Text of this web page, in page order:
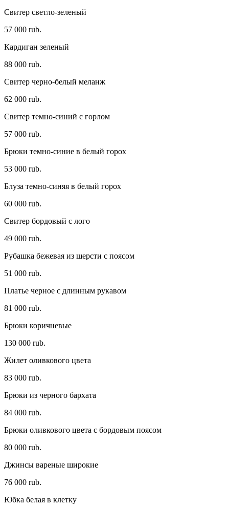
Свитер светло-зеленый
57 000 rub.
Кардиган зеленый
88 000 rub.
Свитер черно-белый меланж
62 000 rub.
Свитер темно-синий с горлом
57 000 rub.
Брюки темно-синие в белый горох
53 000 rub.
Блуза темно-синяя в белый горох
60 000 rub.
Свитер бордовый с лого
49 000 rub.
Рубашка бежевая из шерсти с поясом
51 000 rub.
Платье черное c длинным рукавом
81 000 rub.
Брюки коричневые
130 000 rub.
Жилет оливкового цвета
83 000 rub.
Брюки из черного бархата
84 000 rub.
Брюки оливкового цвета с бордовым поясом
80 000 rub.
Джинсы вареные широкие
76 000 rub.
Юбка белая в клетку